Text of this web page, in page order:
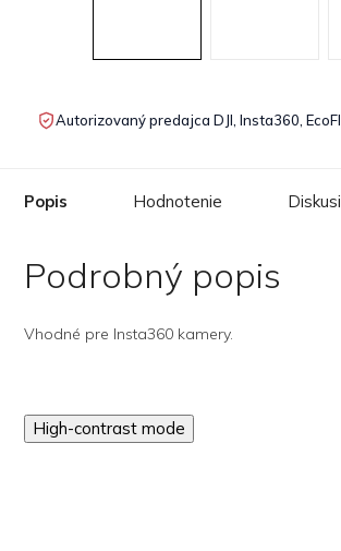
Autorizovaný predajca DJI, Insta360,
Popis Hodnotenie
Podrobný popis
Vhodné pre Insta360 kamery.
High-contrast mode